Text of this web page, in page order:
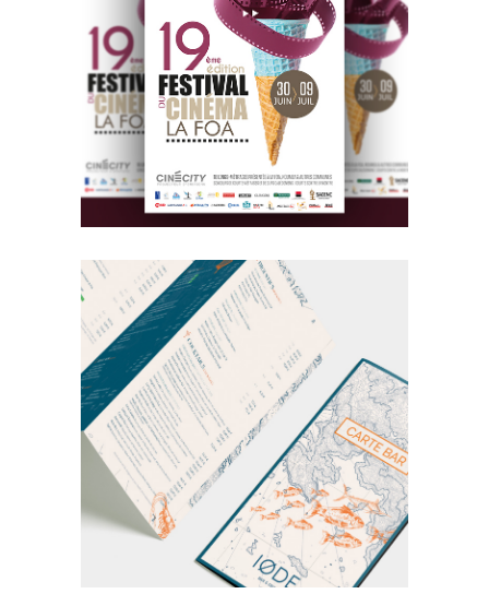
BRANDING DESIGN
Cinéma La Foa
BRANDING DESIGN
Iode Novotel